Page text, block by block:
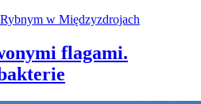
flagami.